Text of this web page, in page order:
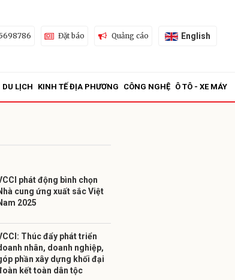
Đặt báo Quảng cáo English
DU LỊCH KINH TẾ ĐỊA PHƯƠNG CÔNG NGHỆ Ô TÔ - XE MÁY
phát động bình chọn
cung ứng xuất sắc Việt
2025
Thúc đẩy phát triển
nhân, doanh nghiệp,
phần xây dựng khối đại
kết toàn dân tộc